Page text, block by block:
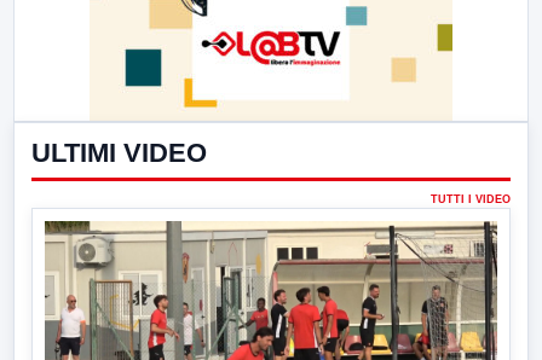
ULTIMI VIDEO
TUTTI I VIDEO